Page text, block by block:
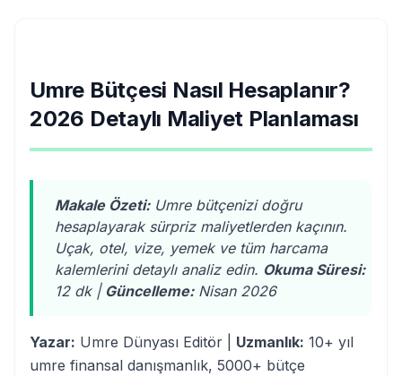
Umre Bütçesi Nasıl Hesaplanır?
2026 Detaylı Maliyet Planlaması
Makale Özeti:Umre bütçenizi doğru
hesaplayarak sürpriz maliyetlerden kaçının.
Uçak, otel, vize, yemek ve tüm harcama
kalemlerini detaylı analiz edin. Okuma Süresi:
12 dk | Güncelleme:Nisan 2026
Yazar: Umre Dünyası Editör | Uzmanlık: 10+ yıl
umre finansal danışmanlık, 5000+ bütçe